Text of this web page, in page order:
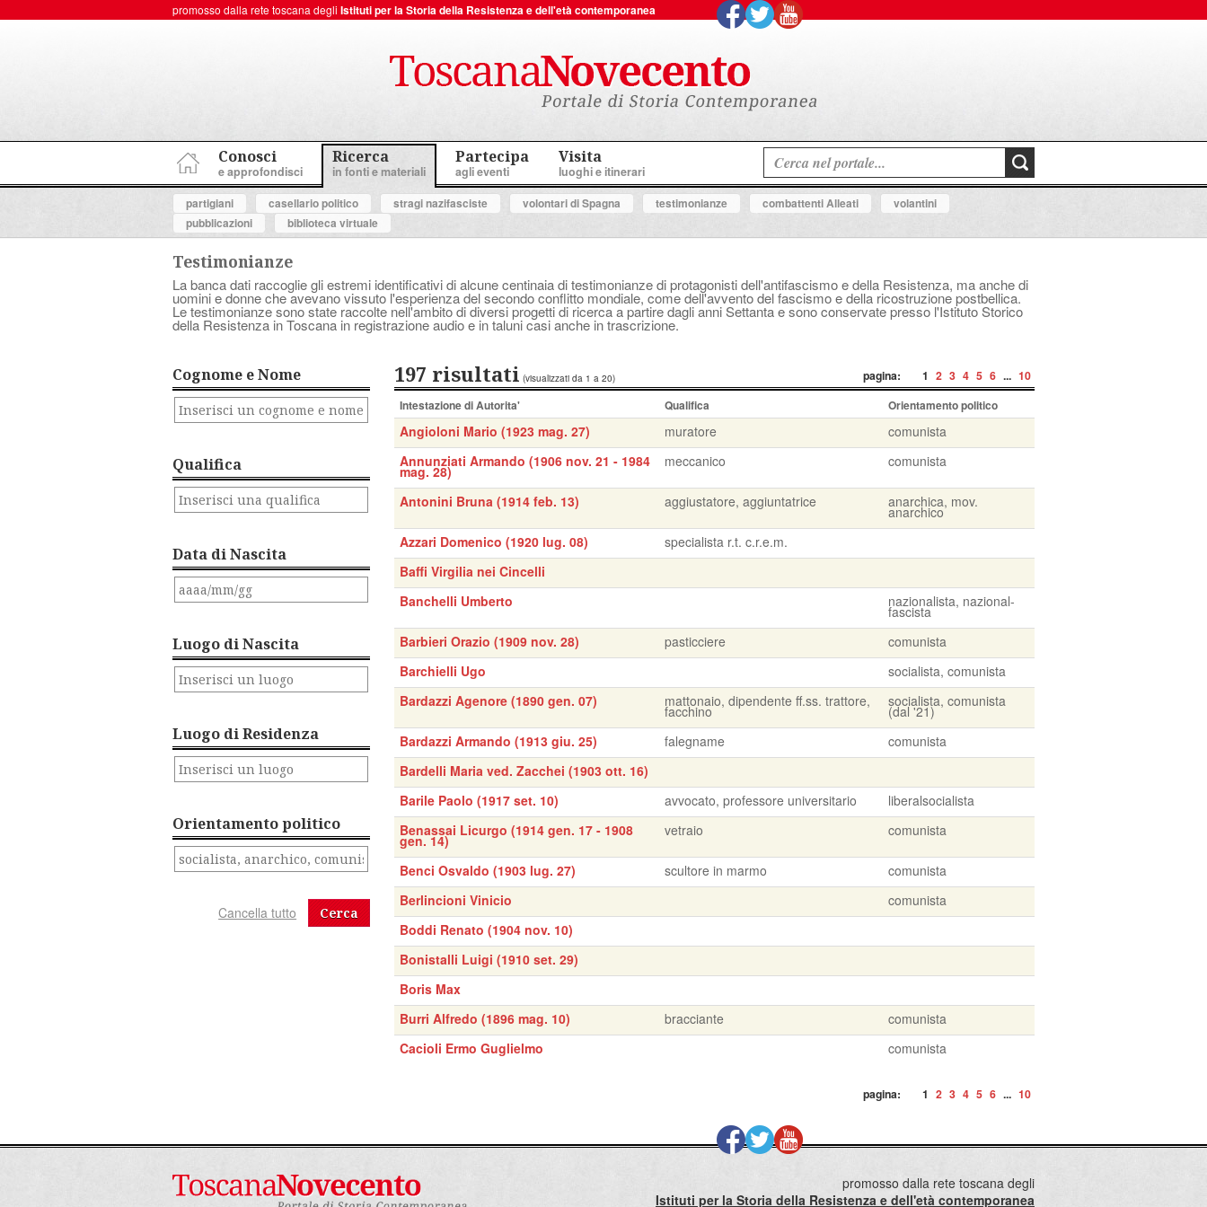
promosso dalla rete toscana degli Istituti per la Storia della Resistenza e dell'età contemporanea
Conosci
e approfondisci
Ricerca
in fonti e materiali
Partecipa
agli eventi
Visita
luoghi e itinerari
partigiani
casellario politico stragi nazifasciste volontari di Spagna testimonianze combattenti Alleati
volantini
pubblicazioni
biblioteca virtuale
Testimonianze
La banca dati raccoglie gli estremi identificativi di alcune centinaia di testimonianze di protagonisti dell'antifascismo e della Resistenza, ma anche di
uomini e donne che avevano vissuto l'esperienza del secondo conflitto mondiale, come dell'avvento del fascismo e della ricostruzione postbellica.
Le testimonianze sono state raccolte nell'ambito di diversi progetti di ricerca a partire dagli anni Settanta e sono conservate presso l'Istituto Storico
della Resistenza in Toscana in registrazione audio e in taluni casi anche in trascrizione.
Cognome e Nome
Qualifica
Data di Nascita
Luogo di Nascita
Luogo di Residenza
Orientamento politico
Cerca
pagina: 1 2 3 4 5 6 ... 10
197 risultati (visualizzati da 1 a 20)
Intestazione di Autorita' Qualifica Orientamento politico
Angioloni Mario (1923 mag. 27) muratore
comunista
Annunziati Armando (1906 nov. 21 - 1984
mag. 28)
meccanico comunista
Antonini Bruna (1914 feb. 13) aggiustatore, aggiuntatrice anarchica, mov.
anarchico
Azzari Domenico (1920 lug. 08)
specialista r.t. c.r.e.m.
Baffi Virgilia nei Cincelli
Banchelli Umberto
nazionalista, nazional-
fascista
Barbieri Orazio (1909 nov. 28)
pasticciere
comunista
Barchielli Ugo
socialista, comunista
Bardazzi Agenore (1890 gen. 07)
mattonaio, dipendente ff.ss. trattore,
facchino
socialista, comunista
(dal '21)
Bardazzi Armando (1913 giu. 25)
falegname
comunista
Bardelli Maria ved. Zacchei (1903 ott. 16)
Barile Paolo (1917 set. 10)
avvocato, professore universitario
liberalsocialista
Benassai Licurgo (1914 gen. 17 - 1908
gen. 14)
vetraio comunista
Benci Osvaldo (1903 lug. 27) scultore in marmo
comunista
Berlincioni Vinicio
comunista
Boddi Renato (1904 nov. 10)
Bonistalli Luigi (1910 set. 29)
Boris Max
Burri Alfredo (1896 mag. 10)
bracciante
comunista
Cacioli Ermo Guglielmo
comunista
pagina: 1 2 3 4 5 6 ... 10
promosso dalla rete toscana degli
Istituti per la Storia della Resistenza e dell'età contemporanea